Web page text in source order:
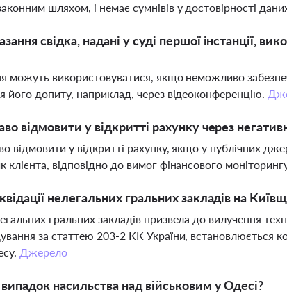
шляхом, і немає сумнівів у достовірності
свідка, надані у суді першої інстанції,
можуть використовуватися, якщо неможливо
його допиту, наприклад, через відеоконференцію.
відмовити у відкритті рахунку через
відмовити у відкритті рахунку, якщо у публічних
клієнта, відповідно до вимог фінансового
нелегальних гральних закладів на
гральних закладів призвела до вилучення
за статтею 203-2 КК України, встановлюється
Джерело
насильства над військовим у Одесі?